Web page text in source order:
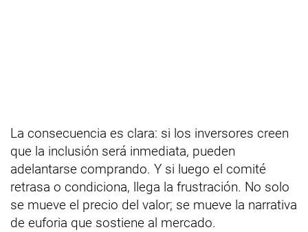
La consecuencia es clara: si los inversores creen
que la inclusión será inmediata, pueden
adelantarse comprando. Y si luego el comité
retrasa o condiciona, llega la frustración. No solo
se mueve el precio del valor; se mueve la narrativa
de euforia que sostiene al mercado.